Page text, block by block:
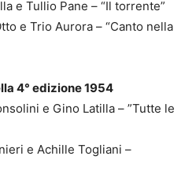
e Tullio Pane – “Il torrente”
e Trio Aurora – “Canto nella
4° edizione 1954
e Gino Latilla – ”Tutte le
e Achille Togliani –